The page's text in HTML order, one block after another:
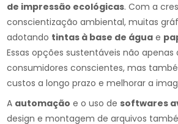
de impressão ecológicas. Com a
conscientização ambiental, muitas
adotando tintas à base de água e
Essas opções sustentáveis não
consumidores conscientes, mas
custos a longo prazo e melhorar a
A automação e o uso de softwares
design e montagem de arquivos